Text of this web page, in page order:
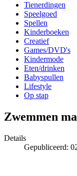
Tienerdingen
Speelgoed
Spellen
Kinderboeken
Creatief
Games/DVD's
Kindermode
Eten/drinken
Babyspullen
Lifestyle
Op stap
Zwemmen
Details
Gepubliceerd: